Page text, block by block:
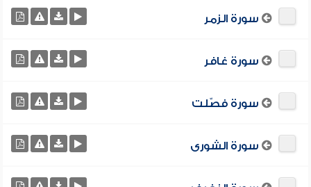
سورة الزمر
سورة غافر
سورة فصّلت
سورة الشورى